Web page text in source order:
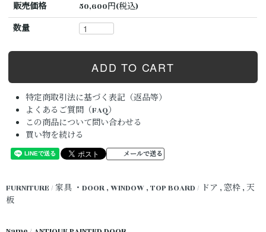
販売価格
50,600円(税込)
数量
特定商取引法に基づく表記（返品等）
よくあるご質問（FAQ）
この商品について問い合わせる
買い物を続ける
メールで送る
FURNITURE / 家具 ・DOOR , WINDOW , TOP BOARD / ドア , 窓枠 , 天
板